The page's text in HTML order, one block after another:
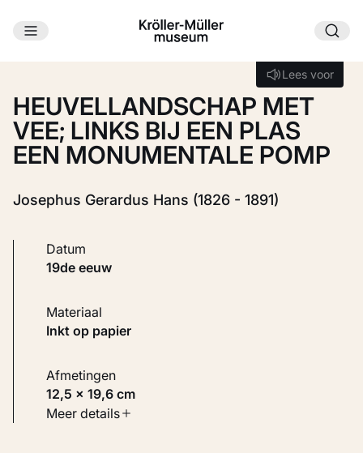
Ga naar hoofdinhoud
Lees voor
Lees voor
HEUVELLANDSCHAP MET
VEE; LINKS BIJ EEN PLAS
EEN MONUMENTALE POMP
Josephus Gerardus Hans (1826 - 1891)
Datum
19de eeuw
Materiaal
Inkt op papier
Afmetingen
12,5 × 19,6 cm
Soort werk
Meer details